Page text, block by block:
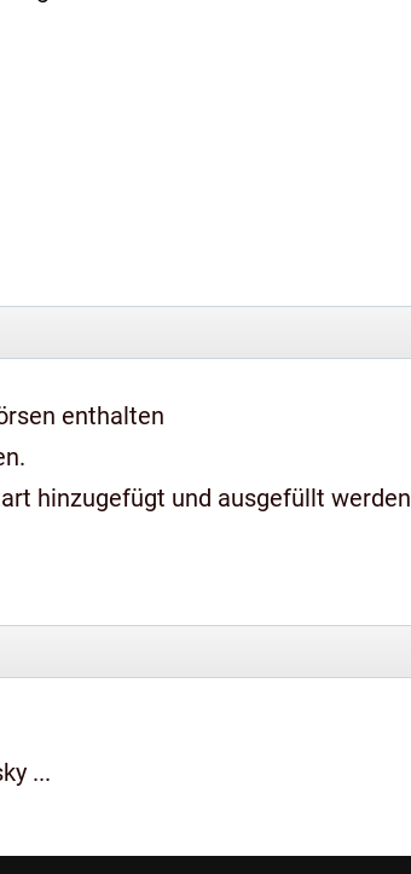
enthalten
hinzugefügt und ausgefüllt werden
...